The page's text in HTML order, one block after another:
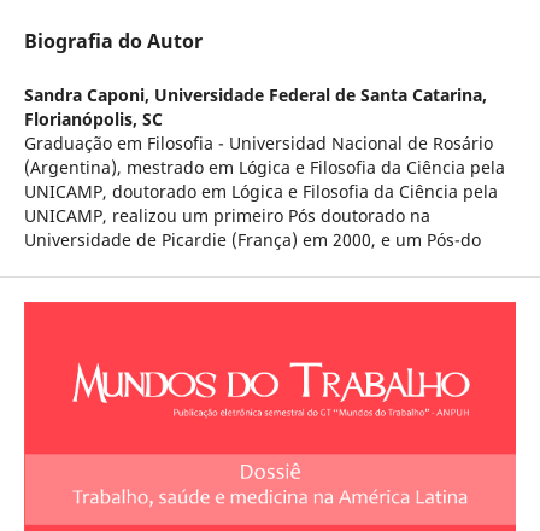
Biografia do Autor
Sandra Caponi, Universidade Federal de Santa Catarina,
Florianópolis, SC
Graduação em Filosofia - Universidad Nacional de Rosário
(Argentina), mestrado em Lógica e Filosofia da Ciência pela
UNICAMP, doutorado em Lógica e Filosofia da Ciência pela
UNICAMP, realizou um primeiro Pós doutorado na
Universidade de Picardie (França) em 2000, e um Pós-do